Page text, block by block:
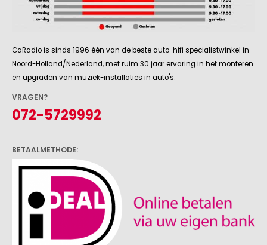
CaRadio is sinds 1996 één van de beste auto-hifi specialistwinkel in
Noord-Holland/Nederland, met ruim 30 jaar ervaring in het monteren
en upgraden van muziek-installaties in auto's.
VRAGEN?
072-5729992
BETAALMETHODE: